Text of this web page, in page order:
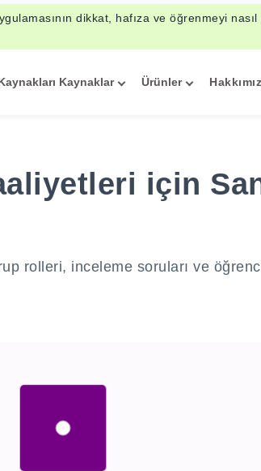
dikkat, hafıza ve öğrenmeyi
Kaynaklar Ürünler
için
rolleri, inceleme soruları ve